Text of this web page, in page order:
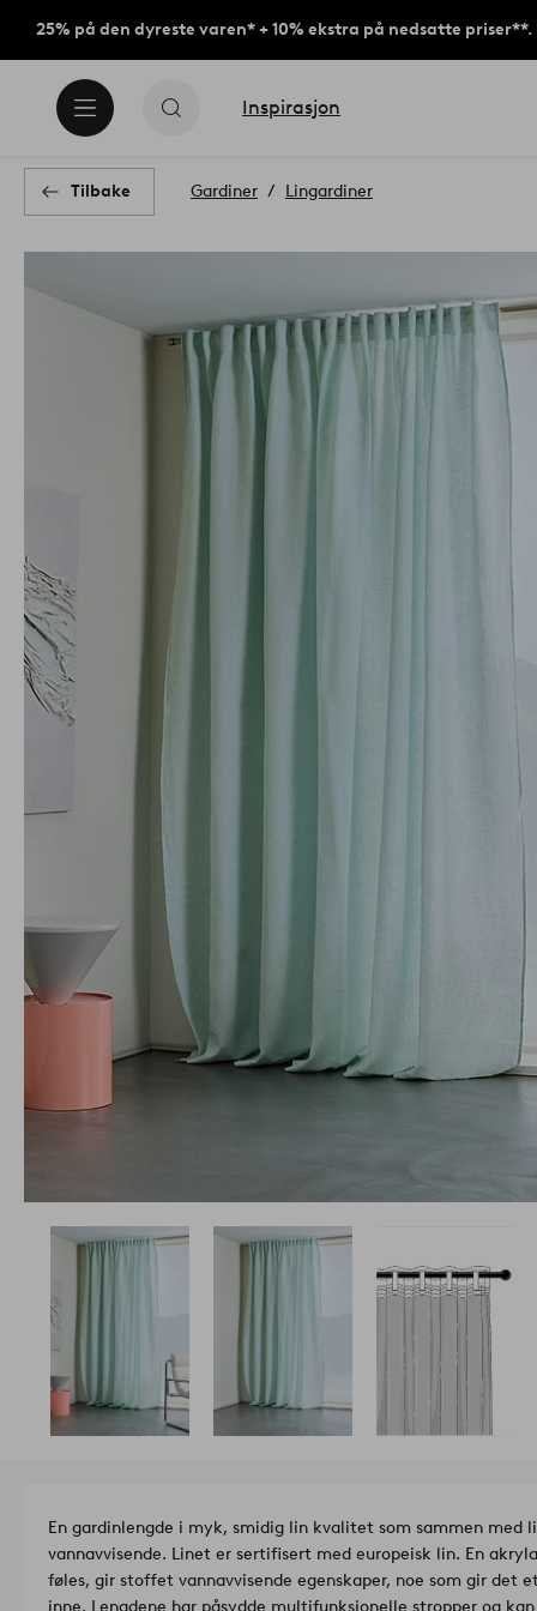
25% på den dyreste varen* + 10% ekstra på nedsatte priser**.
Inspirasjon
Tilbake Gardiner Lingardiner
En gardinlengde i myk, smidig lin kvalitet som sammen med
vannavvisende. Linet er sertifisert med europeisk lin. En
føles, gir stoffet vannavvisende egenskaper, noe som gir det
inne. Lengdene har påsydde multifunksjonelle stropper og